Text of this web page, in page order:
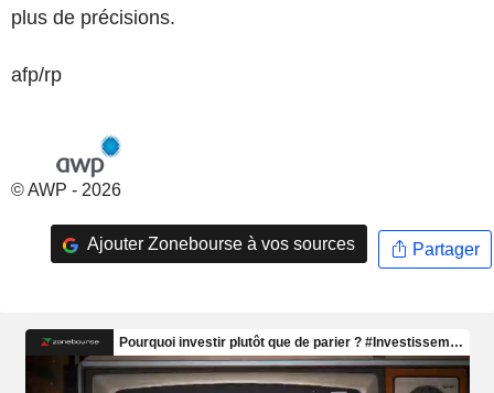
plus de précisions.
afp/rp
© AWP - 2026
Ajouter Zonebourse à vos sources Partager